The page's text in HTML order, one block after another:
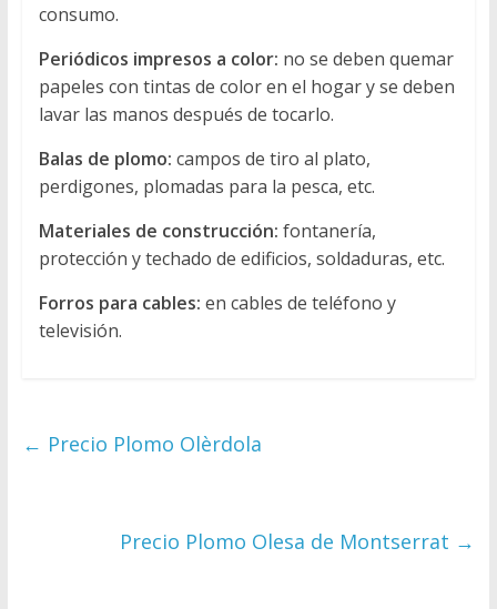
consumo.
Periódicos impresos a color: no se deben quemar
papeles con tintas de color en el hogar y se deben
lavar las manos después de tocarlo.
Balas de plomo: campos de tiro al plato,
perdigones, plomadas para la pesca, etc.
Materiales de construcción: fontanería,
protección y techado de edificios, soldaduras, etc.
Forros para cables: en cables de teléfono y
televisión.
← Precio Plomo Olèrdola
Precio Plomo Olesa de Montserrat →